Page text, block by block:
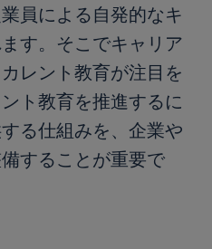
員による自発的なキ
す。そこでキャリア
レント教育が注目を
ト教育を推進するに
る仕組みを、企業や
することが重要で